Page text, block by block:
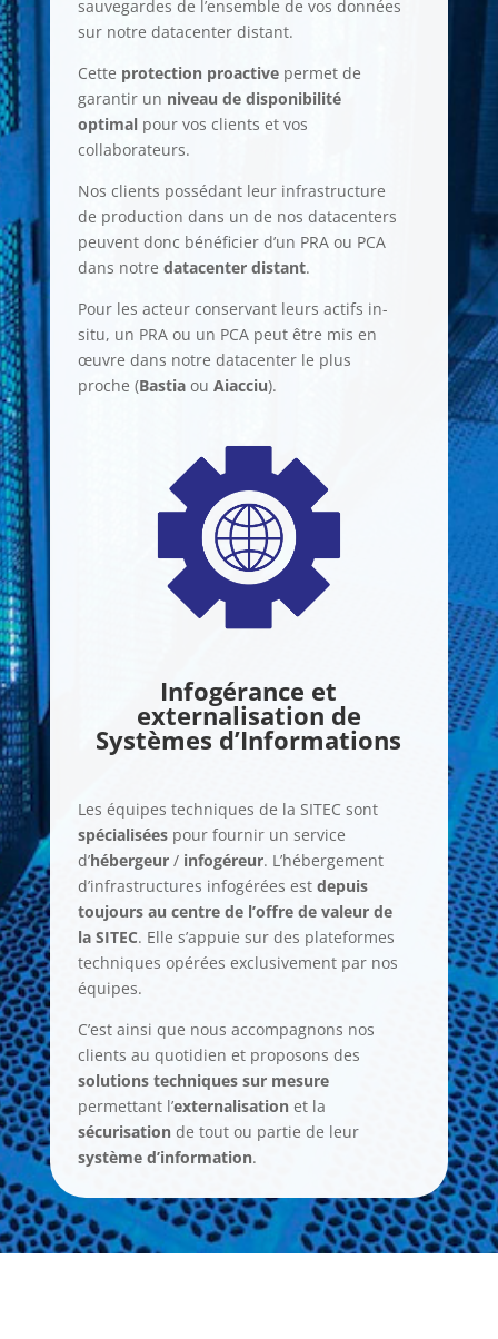
sauvegardes de l’ensemble de vos données
sur notre datacenter distant.
Cette protection proactivepermet de
garantir un niveau de disponibilité
optimalpour vos clients et vos
collaborateurs.
Nos clients possédant leur infrastructure
de production dans un de nos datacenters
peuvent donc bénéficier d’un PRA ou PCA
dans notre datacenter distant.
Pour les acteur conservant leurs actifs in-
situ, un PRA ou un PCA peut être mis en
œuvre dans notre datacenter le plus
proche (Bastiaou Aiacciu).
Infogérance et
externalisation de
Systèmes d’Informations
Les équipes techniques de la SITEC sont
spécialiséespour fournir un service
d’hébergeur / infogéreur. L’hébergement
d’infrastructures infogérées est depuis
toujours au centre de l’offre de valeur de
la SITEC. Elle s’appuie sur des plateformes
techniques opérées exclusivement par nos
équipes.
C’est ainsi que nous accompagnons nos
clients au quotidien et proposons des
solutions techniques sur mesure
permettant l’externalisationet la
sécurisationde tout ou partie de leur
système d’information.